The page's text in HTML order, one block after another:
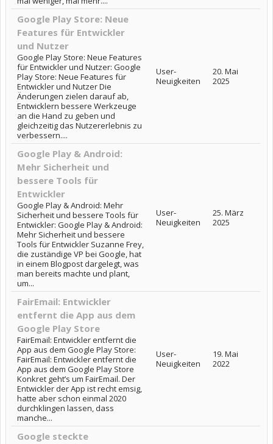
Google Play Store: Neue
Features für Entwickler
und Nutzer
Google Play Store: Neue Features
für Entwickler und Nutzer: Google
Play Store: Neue Features für
Entwickler und Nutzer Die
Änderungen zielen darauf ab,
Entwicklern bessere Werkzeuge
an die Hand zu geben und
gleichzeitig das Nutzererlebnis zu
verbessern....
User-
Neuigkeiten
20. Mai
2025
Google Play & Android:
Mehr Sicherheit und
bessere Tools für
Entwickler
Google Play & Android: Mehr
Sicherheit und bessere Tools für
Entwickler: Google Play & Android:
Mehr Sicherheit und bessere
Tools für Entwickler Suzanne Frey,
die zuständige VP bei Google, hat
in einem Blogpost dargelegt, was
man bereits machte und plant,
um...
User-
Neuigkeiten
25. März
2025
FairEmail: Entwickler
entfernt die App aus dem
Google Play Store
FairEmail: Entwickler entfernt die
App aus dem Google Play Store:
FairEmail: Entwickler entfernt die
App aus dem Google Play Store
Konkret geht’s um FairEmail. Der
Entwickler der App ist recht emsig,
hatte aber schon einmal 2020
durchklingen lassen, dass
manche...
User-
Neuigkeiten
19. Mai
2022
Google steckte